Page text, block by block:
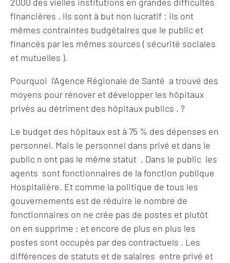
financières . Ils sont à but non lucratif : ils ont
mêmes contraintes budgétaires que le public et
financés par les mêmes sources ( sécurité sociales
et mutuelles ).
Pourquoi l’Agence Régionale de Santé a trouvé des
moyens pour rénover et développer les hôpitaux
privés au détriment des hôpitaux publics . ?
Le budget des hôpitaux est à 75 % des dépenses en
personnel. Mais le personnel dans privé et dans le
public n ont pas le même statut . Dans le public les
agents sont fonctionnaires de la fonction publique
Hospitalière. Et comme la politique de tous les
gouvernements est de réduire le nombre de
fonctionnaires on ne crée pas de postes et plutôt
on en supprime ; et encore de plus en plus les
postes sont occupés par des contractuels . Les
différences de statuts et de salaires entre privé et